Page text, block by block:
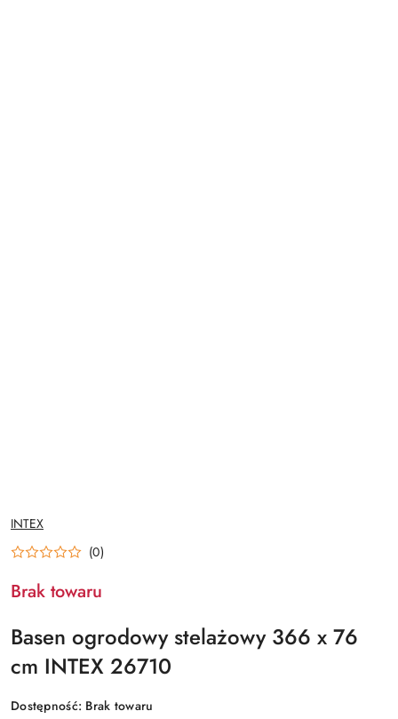
NAZWA
PRODUCENTA:
INTEX
(0)
Brak towaru
Basen ogrodowy stelażowy 366 x 76
cm INTEX 26710
Dostępność: Brak towaru